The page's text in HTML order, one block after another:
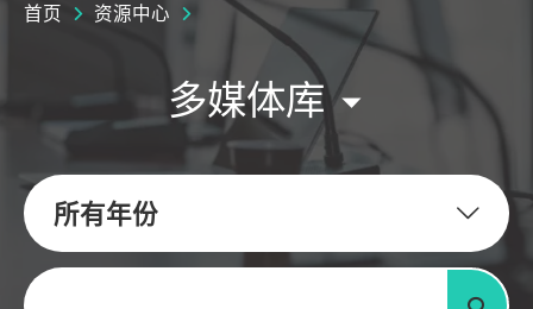
首页 资源中心
多媒体库
所有年份
关键字